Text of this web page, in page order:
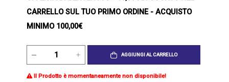
CARRELLO SUL TUO PRIMO ORDINE - ACQUISTO
MINIMO 100,00€
AGGIUNGI AL CARRELLO
Il Prodotto è momentaneamente non disponibile!